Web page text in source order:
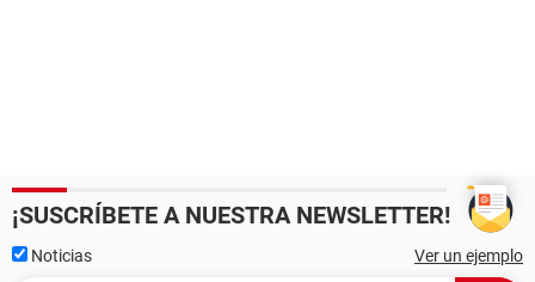
¡SUSCRÍBETE A NUESTRA NEWSLETTER!
Noticias Ver un ejemplo